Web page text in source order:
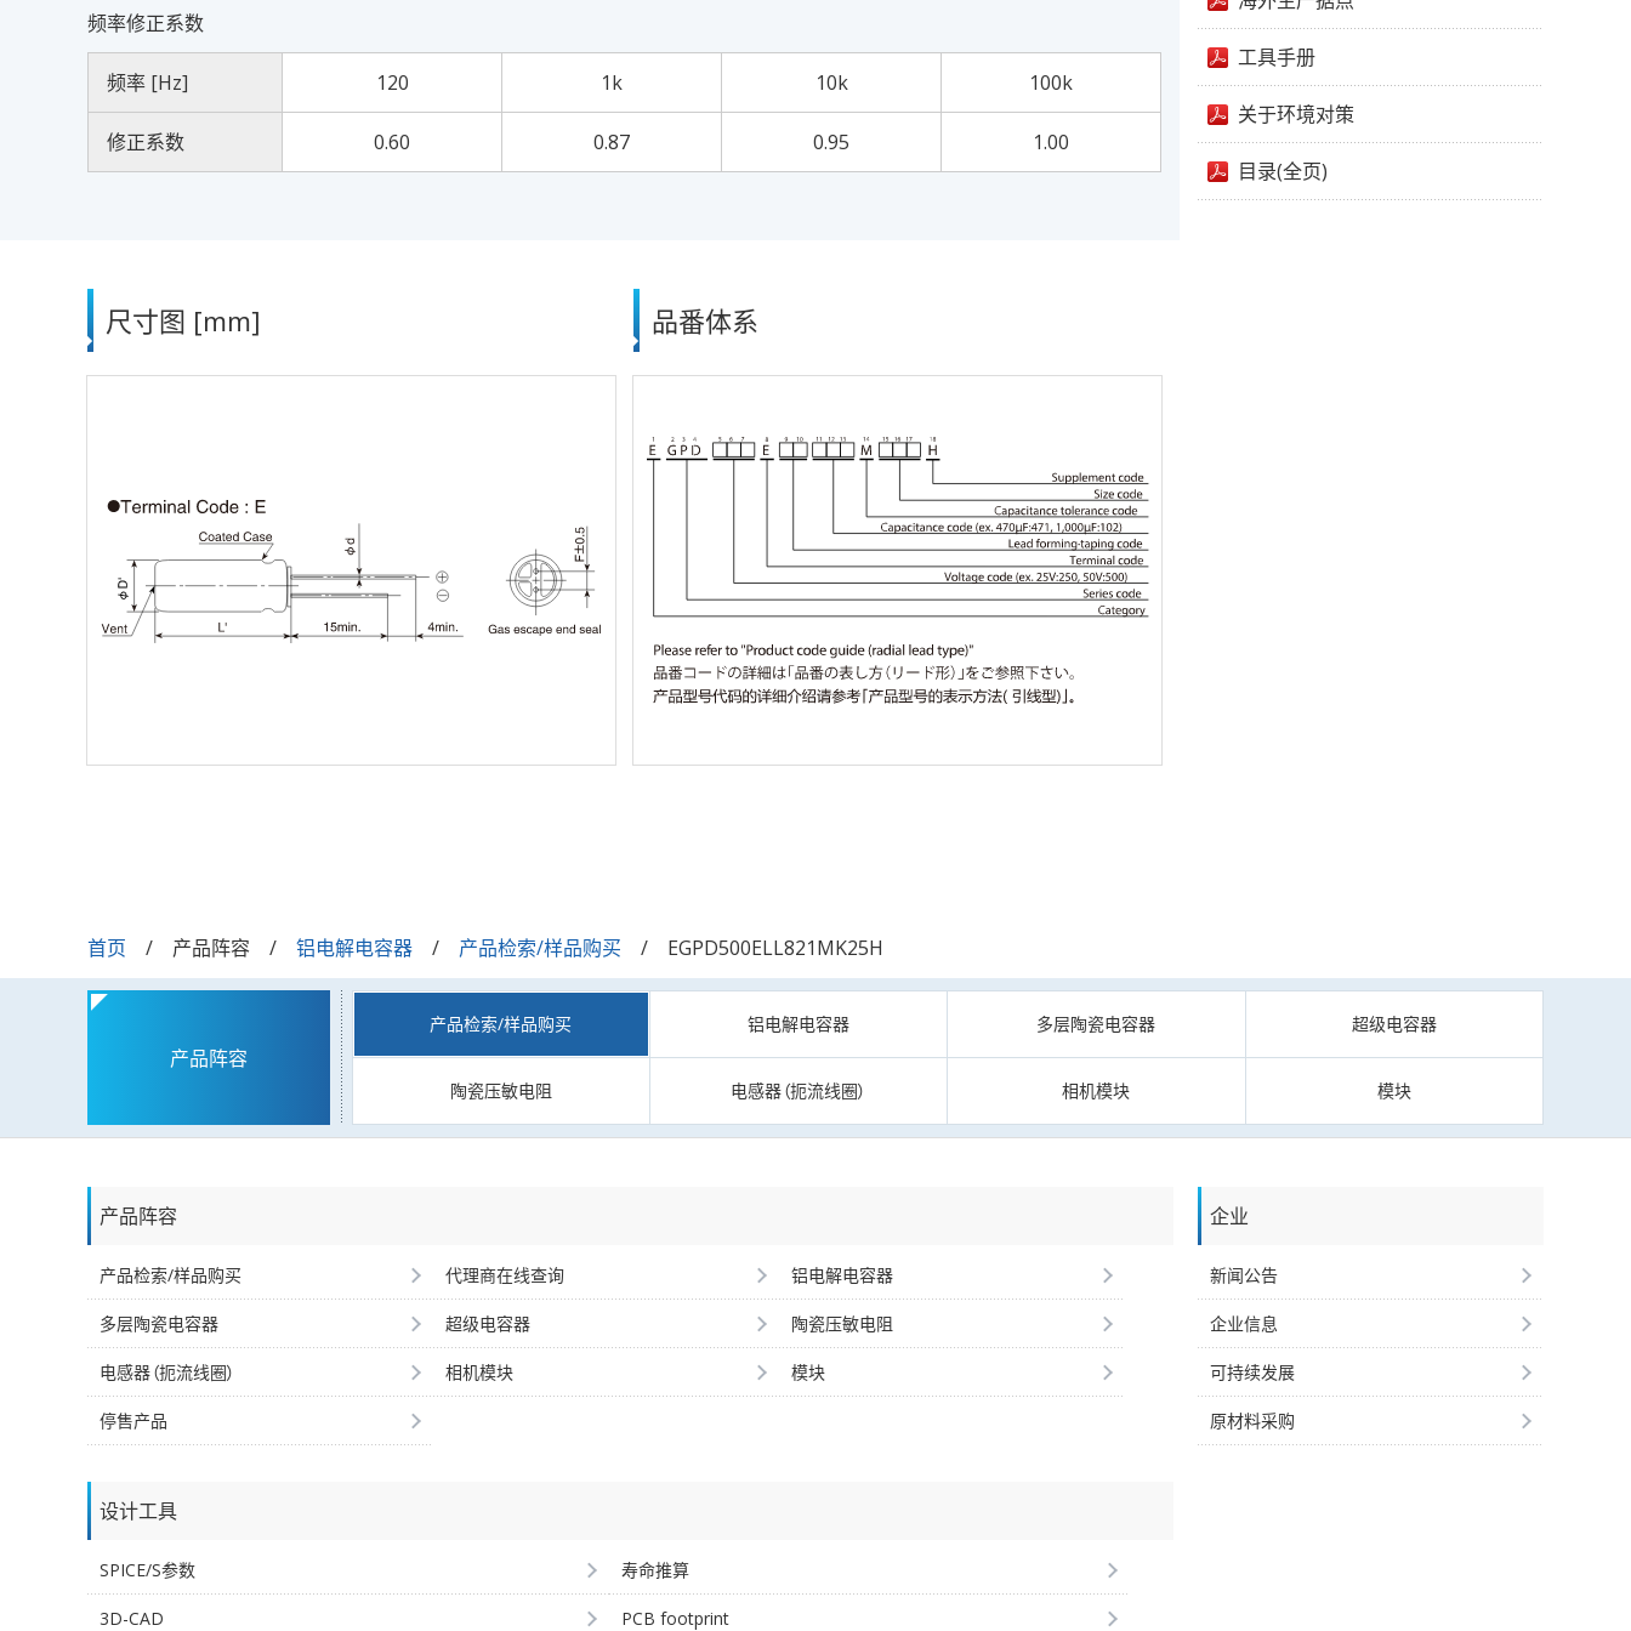
频率修正系数
频率 [Hz] 120 1k 10k 100k
修正系数 0.60 0.87 0.95 1.00
尺寸图 [mm] 品番体系
工具手册
关于环境对策
目录(全页)
首页 产品阵容 铝电解电容器 产品检索/样品购买 EGPD500ELL821MK25H
产品阵容
产品检索/样品购买 铝电解电容器 多层陶瓷电容器 超级电容器
陶瓷压敏电阻 电感器（扼流线圈） 相机模块 模块
产品阵容
产品检索/样品购买 代理商在线查询 铝电解电容器
多层陶瓷电容器 超级电容器 陶瓷压敏电阻
电感器（扼流线圈） 相机模块 模块
停售产品
设计工具
SPICE/S参数 寿命推算
3D-CAD PCB footprint
企业
新闻公告
企业信息
可持续发展
原材料采购